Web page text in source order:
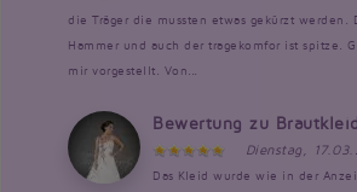
die Träger die mussten etwas gekürzt werden.
Hammer und auch der tragekomfor ist spitze.
mir vorgestellt. Von...
Bewertung zu
Dienstag,
Das Kleid wurde wie in der